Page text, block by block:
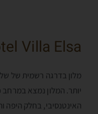
Villa Elsa
מלון בדרגה רשמית של
יותר. המלון נמצא במרחב
האינטנסיבי, בחלק היפה